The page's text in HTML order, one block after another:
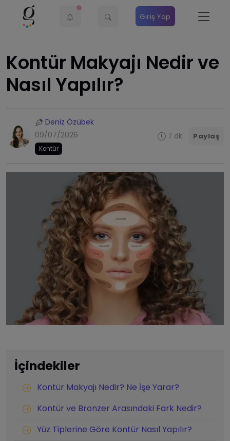
Giriş Yap
Kontür Makyajı Nedir ve
Nasıl Yapılır?
Deniz Özübek
09/07/2026
Kontür
7 dk Paylaş
İçindekiler
Kontür Makyajı Nedir? Ne İşe Yarar?
Kontür ve Bronzer Arasındaki Fark Nedir?
Yüz Tiplerine Göre Kontür Nasıl Yapılır?